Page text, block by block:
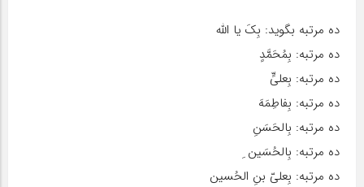
ده مرتبه بگوید: بِکَ یا الله
ده مرتبه: بِمُحَمَّدٍ
ده مرتبه: بِعلیٍّ
ده مرتبه: بِفاطِمَهَ
ده مرتبه: بِالحَسَنِ
ده مرتبه: بِالحُسَین ِ
ده مرتبه: بِعلیّ بنِ الحُسین